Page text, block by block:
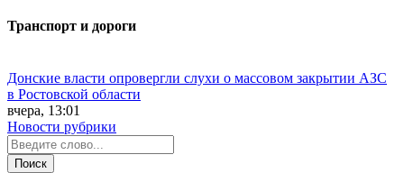
Транспорт и дороги
Донские власти опровергли слухи о массовом закрытии АЗС
в Ростовской области
вчера, 13:01
Новости рубрики